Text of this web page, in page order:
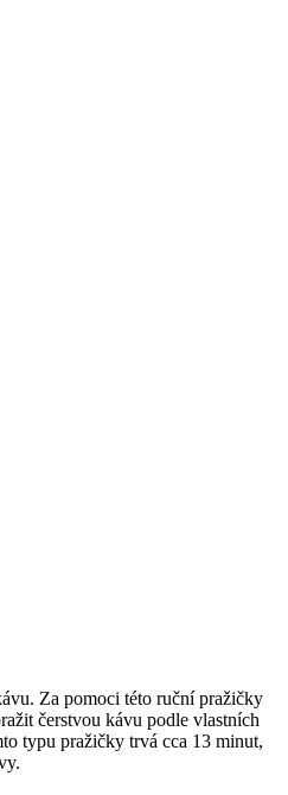
Za pomoci této ruční pražičky
čerstvou kávu podle vlastních
typu pražičky trvá cca 13 minut,